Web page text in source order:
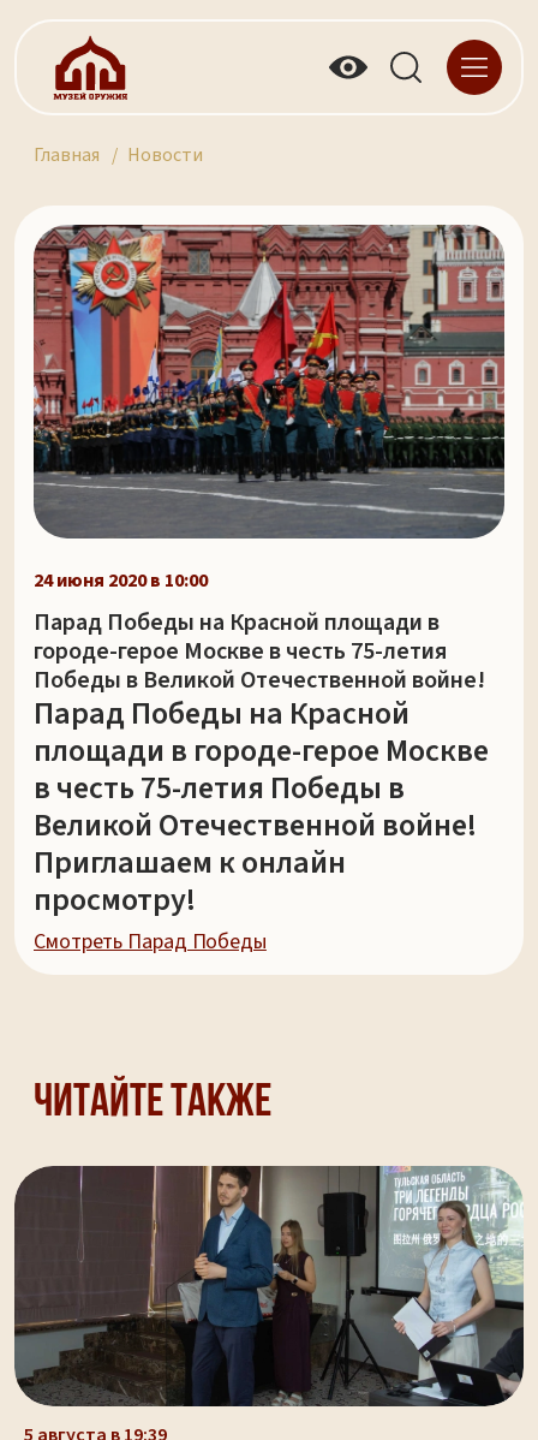
Главная Новости
24 июня 2020 в 10:00
Парад Победы на Красной площади в
городе-герое Москве в честь 75-летия
Победы в Великой Отечественной войне!
Парад Победы на Красной
площади в городе-герое Москве
в честь 75-летия Победы в
Великой Отечественной войне!
Приглашаем к онлайн
просмотру!
Смотреть Парад Победы
Читайте также